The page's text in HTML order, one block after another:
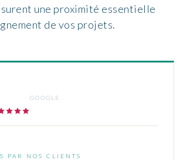
une proximité essentielle
de vos projets.
GOOGLE
PAR NOS CLIENTS